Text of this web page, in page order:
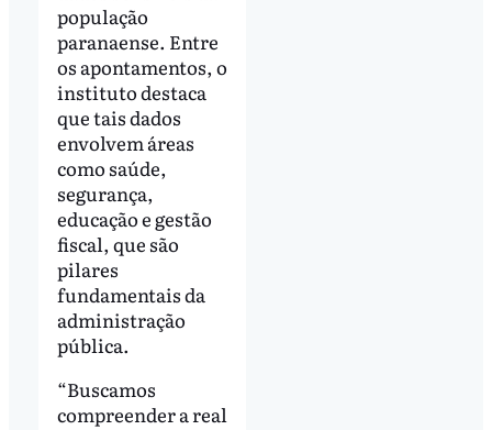
população
paranaense. Entre
os apontamentos, o
instituto destaca
que tais dados
envolvem áreas
como saúde,
segurança,
educação e gestão
fiscal, que são
pilares
fundamentais da
administração
pública.
“Buscamos
compreender a real